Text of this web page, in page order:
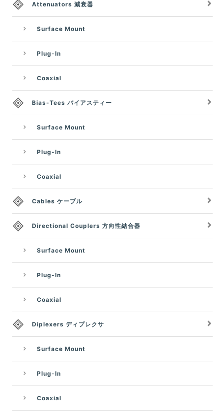
Attenuators 減衰器
Surface Mount
Plug-In
Coaxial
Bias-Tees バイアスティー
Surface Mount
Plug-In
Coaxial
Cables ケーブル
Directional Couplers 方向性結合器
Surface Mount
Plug-In
Coaxial
Diplexers ディプレクサ
Surface Mount
Plug-In
Coaxial